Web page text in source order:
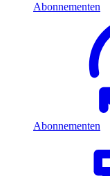
Abonnementen
Abonnementen